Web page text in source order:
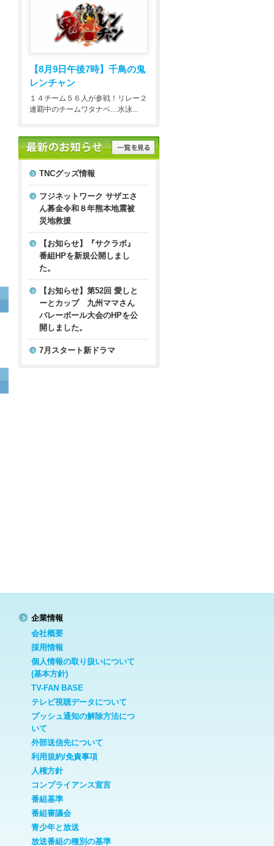
【8月9日午後7時】 千鳥の鬼
レンチャン
１４チーム５６人が参戦！リレー２
連覇中のチームワタナベ…水泳...
TNCグッズ情報
フジネットワーク サザエさ
ん募金令和８年熊本地震被
災地救援
【お知らせ】『サクラボ』
番組HPを新規公開しまし
た。
【お知らせ】第52回 愛しと
ーとカップ 九州ママさん
バレーボール大会のHPを公
開しました。
7月スタート新ドラマ
企業情報
会社概要
採用情報
個人情報の取り扱いについて
(基本方針)
TV-FAN BASE
テレビ視聴データについて
プッシュ通知の解除方法につ
いて
外部送信先について
利用規約/免責事項
人権方針
コンプライアンス宣言
番組基準
番組審議会
青少年と放送
放送番組の種別の基準